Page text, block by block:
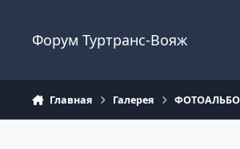
Форум Туртранс-Вояж
Главная Галерея